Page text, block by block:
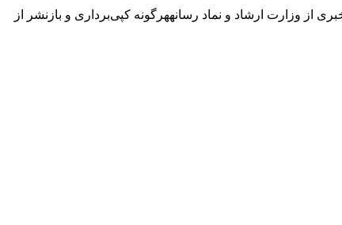
از وزارت ارشاد و نماد رسانههرگونه کپی‌برداری و بازنشر از